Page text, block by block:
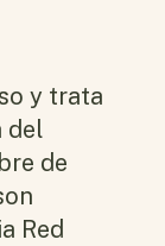
y trata
del
de
Red